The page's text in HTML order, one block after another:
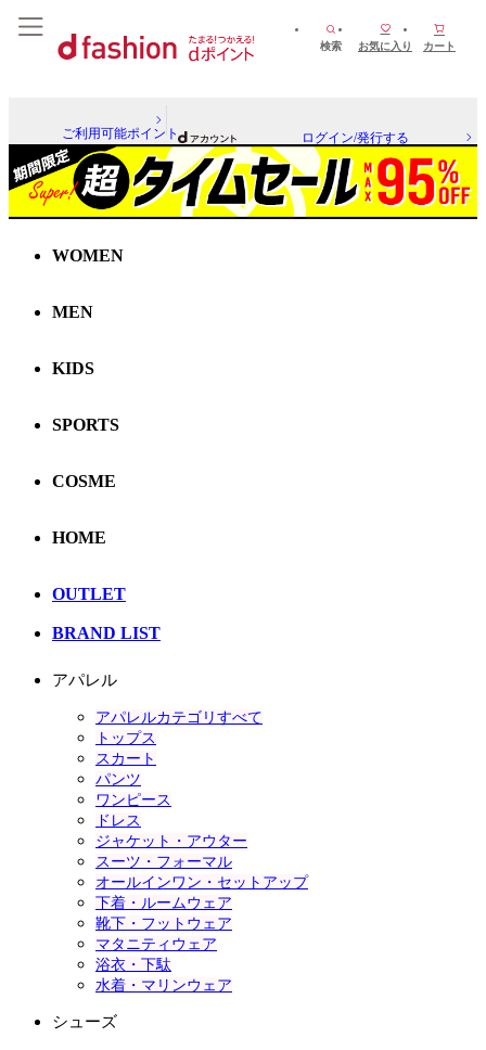
検索 お気に入り カート
ご利用可能ポイント ログイン/発行する
WOMEN
MEN
KIDS
SPORTS
COSME
HOME
OUTLET
BRAND LIST
アパレル
アパレルカテゴリすべて
トップス
スカート
パンツ
ワンピース
ドレス
ジャケット・アウター
スーツ・フォーマル
オールインワン・セットアップ
下着・ルームウェア
靴下・フットウェア
マタニティウェア
浴衣・下駄
水着・マリンウェア
シューズ